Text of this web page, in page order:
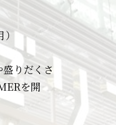
の皆様、
へ
ベントや
、皆さま
）
りだくさ
を開
に通勤で
ん！
さい！
きます。
ます。
こちらから
店】11:00
縮を行っ
め事前の
留意をお
時